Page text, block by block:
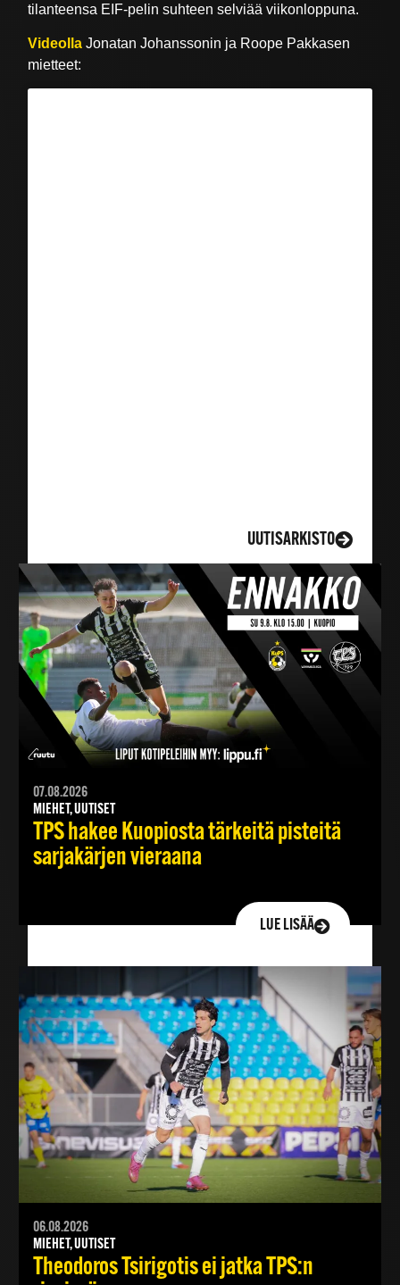
tilanteensa EIF-pelin suhteen selviää viikonloppuna.
Videolla Jonatan Johanssonin ja Roope Pakkasen
mietteet:
UUTISARKISTO
07.08.2026
MIEHET, UUTISET
TPS hakee Kuopiosta tärkeitä pisteitä
sarjakärjen vieraana
LUE LISÄÄ
06.08.2026
MIEHET, UUTISET
Theodoros Tsirigotis ei jatka TPS:n